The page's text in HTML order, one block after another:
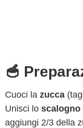
🥣
Cuoci la zucca
Unisci lo scalogno
aggiungi 2/3 della